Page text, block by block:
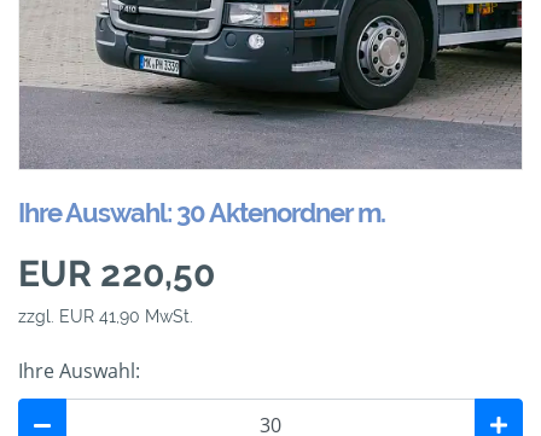
Ihre Auswahl: 30 Aktenordner m.
EUR 220,50
zzgl. EUR 41,90 MwSt.
Ihre Auswahl: